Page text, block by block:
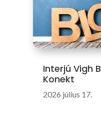
Interjú Vigh
Konekt
2026 július 17.